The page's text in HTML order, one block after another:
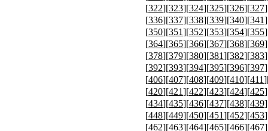
[322][323][324][325][326][327
[336][337][338][339][340][341
[350][351][352][353][354][355
[364][365][366][367][368][369
[378][379][380][381][382][383
[392][393][394][395][396][397
[406][407][408][409][410][411
[420][421][422][423][424][425
[434][435][436][437][438][439
[448][449][450][451][452][453
[462][463][464][465][466][467